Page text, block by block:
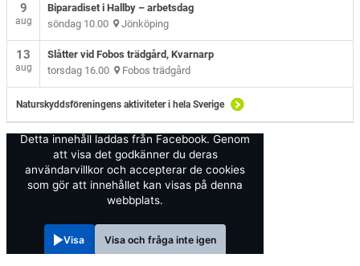
9
aug
Biparadiset i Hallby – arbetsdag
söndag 10.00 Jönköping
13
aug
Slåtter vid Fobos trädgård, Kvarnarp
torsdag 16.00 Fobos trädgård
Naturskyddsföreningens aktiviteter i hela Sverige
Detta innehåll laddas från Facebook. Genom
att visa det godkänner du deras
användarvillkor och accepterar de cookies
som gör att innehållet kan visas på denna
webbplats.
Visa Visa och fråga inte igen